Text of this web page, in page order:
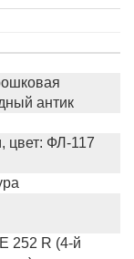
антик
ФЛ-117
252 R (4-й